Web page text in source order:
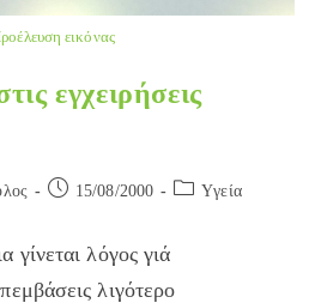
εικόνας
εγχειρήσεις
Post 15/08/2000
PostYγεία
γίνεται λόγος γιά
λιγότερο